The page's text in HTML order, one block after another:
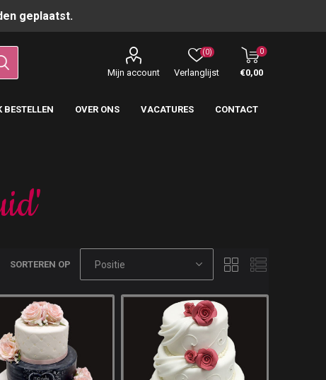
geplaatst.
Mijn account Verlanglijst
(0) 0
€0,00
BESTELLEN OVER ONS VACATURES CONTACT
SORTEREN OP